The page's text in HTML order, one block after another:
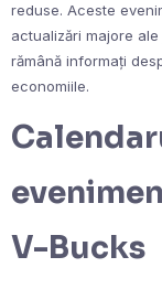
reduse. Aceste
actualizări majore
rămână informați
economiile.
V-Bucks